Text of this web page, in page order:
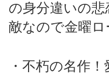
の身分違いの
敵なので金曜
・不朽の名作